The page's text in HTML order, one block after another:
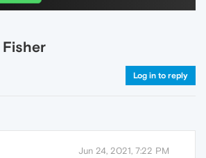
Fisher
Log in to reply
Jun 24, 2021, 7:22 PM